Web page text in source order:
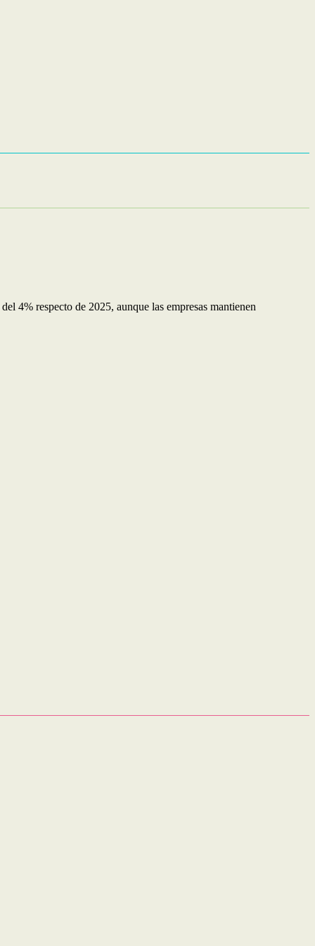
4% respecto de 2025, aunque las empresas mantienen